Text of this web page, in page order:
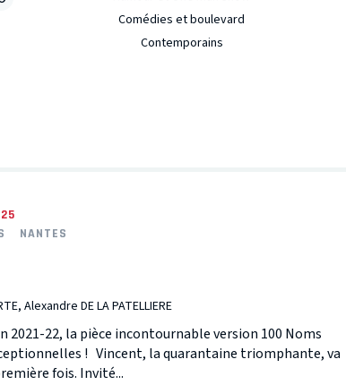
Comédies et boulevard
Contemporains
NANTES
Alexandre DE LA PATELLIERE
2021-22, la pièce incontournable version 100 Noms
! Vincent, la quarantaine triomphante, va
fois. Invité...